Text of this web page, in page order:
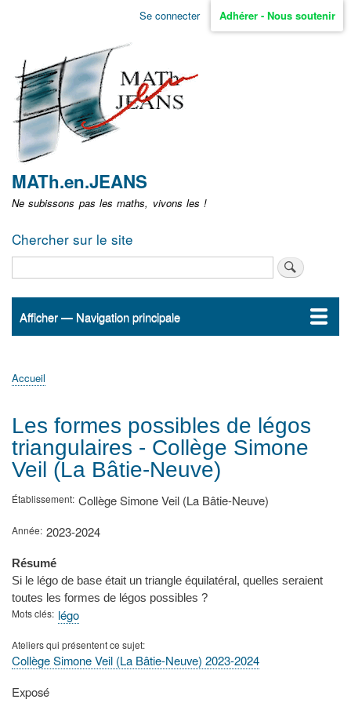
Aller
non
identifié
Se connecter Adhérer - Nous soutenir
MATh.en.JEANS
Ne subissons pas les maths, vivons les !
Chercher sur le site
Navigation
Afficher — Navigation principale
Accueil
ActualitésMATh.en.JEANS ?
Régions et Ateliers
Créer, gérer un atelier
Sujets/Publications
Congrès
d'Ariane
Accueil
Les formes possibles de légos
triangulaires - Collège Simone
Veil (La Bâtie-Neuve)
Établissement Collège Simone Veil (La Bâtie-Neuve)
Année 2023-2024
Résumé
Si le légo de base était un triangle équilatéral, quelles seraient
toutes les formes de légos possibles ?
Mots clés légo
Ateliers qui présentent ce sujet
Collège Simone Veil (La Bâtie-Neuve) 2023-2024
Type
Exposé